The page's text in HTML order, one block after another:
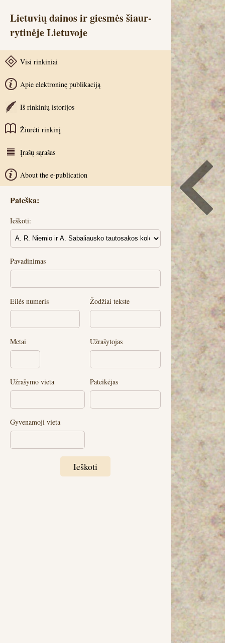
Lietuvių dainos ir giesmės šiaur-
rytinėje Lietuvoje
Visi rinkiniai
Apie elektroninę publikaciją
Iš rinkinių istorijos
Žiūrėti rinkinį
Įrašų sąrašas
About the e-publication
Paieška:
Ieškoti:
Pavadinimas
Eilės numeris Žodžiai tekste
Metai Užrašytojas
Užrašymo vieta Pateikėjas
Gyvenamoji vieta